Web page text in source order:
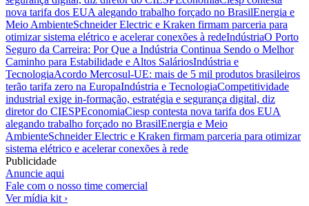
nova tarifa dos EUA alegando trabalho forçado no BrasilEnergia e
Meio AmbienteSchneider Electric e Kraken firmam parceria para
otimizar sistema elétrico e acelerar conexões à redeIndústriaO Porto
Seguro da Carreira: Por Que a Indústria Continua Sendo o Melhor
Caminho para Estabilidade e Altos SaláriosIndústria e
TecnologiaAcordo Mercosul-UE: mais de 5 mil produtos brasileiros
terão tarifa zero na EuropaIndústria e TecnologiaCompetitividade
industrial exige in-formação, estratégia e segurança digital, diz
diretor do CIESPEconomiaCiesp contesta nova tarifa dos EUA
alegando trabalho forçado no BrasilEnergia e Meio
AmbienteSchneider Electric e Kraken firmam parceria para otimizar
sistema elétrico e acelerar conexões à rede
Publicidade
Anuncie aqui
Fale com o nosso time comercial
Ver mídia kit ›